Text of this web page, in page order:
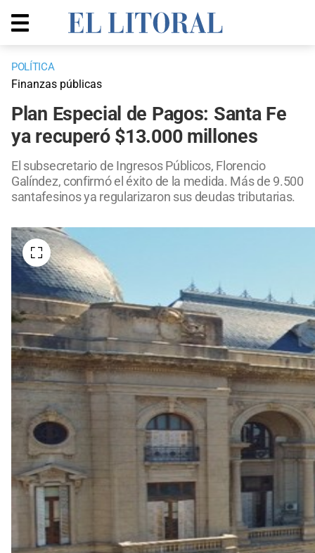
POLÍTICA
Finanzas públicas
Plan Especial de Pagos: Santa Fe
ya recuperó $13.000 millones
El subsecretario de Ingresos Públicos, Florencio
Galíndez, confirmó el éxito de la medida. Más de 9.500
santafesinos ya regularizaron sus deudas tributarias.